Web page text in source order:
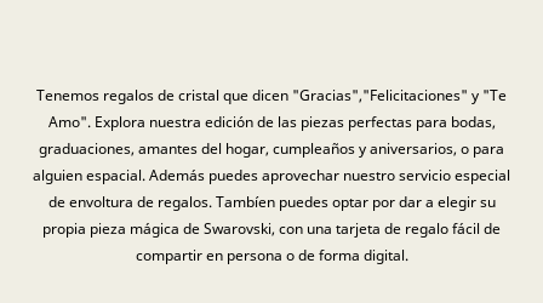
Tenemos regalos de cristal que dicen "Gracias","Felicitaciones" y "Te
Amo". Explora nuestra edición de las piezas perfectas para bodas,
graduaciones, amantes del hogar, cumpleaños y aniversarios, o para
alguien espacial. Además puedes aprovechar nuestro servicio especial
de envoltura de regalos. Tambíen puedes optar por dar a elegir su
propia pieza mágica de Swarovski, con una tarjeta de regalo fácil de
compartir en persona o de forma digital.